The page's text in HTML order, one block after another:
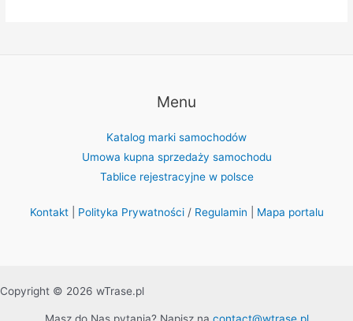
Menu
Katalog marki samochodów
Umowa kupna sprzedaży samochodu
Tablice rejestracyjne w polsce
Kontakt| Polityka Prywatności/ Regulamin Mapa portalu
Copyright © 2026 wTrase.pl